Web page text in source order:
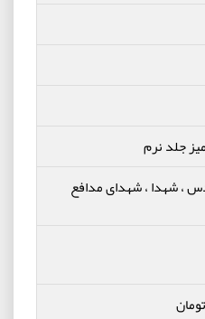
جلد نرم
، شهدا ، شهدای مدافع
تومان